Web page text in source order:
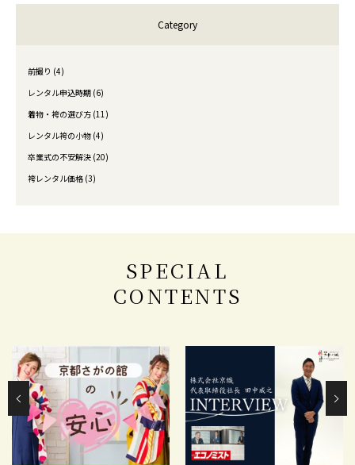
Category
前撮り (4)
レンタル申込時期 (6)
着物・袴の選び方 (11)
レンタル袴の小物 (4)
卒業式の不安解決 (20)
袴レンタル価格 (3)
SPECIAL
CONTENTS